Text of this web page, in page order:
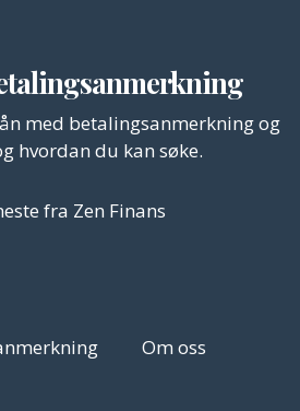
med betalingsanmerkning og
hvordan du kan søke.
fra Zen Finans
Om oss